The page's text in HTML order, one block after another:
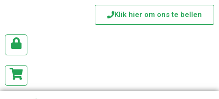
Klik hier om ons te bellen